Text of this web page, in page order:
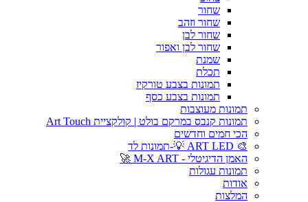
שחור
שחור וזהב
שחור לבן
שחור לבן ואפור
שמנת
תכלת
תמונות בצבע טורקיז
תמונות בצבע כסף
תמונות מעוצבות
תמונות קנבס במרקם בולט | קולקציית Art Touch
הכי חמים וחדשים
🎨 ART LED 💡-תמונות לד
האמן הדיגיטלי - M-X ART 🚀
תמונות עגולות
אודות
המלצות